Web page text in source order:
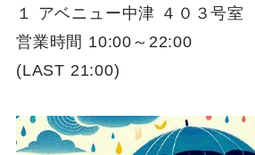
１ アベニュー中津 ４０３号室
営業時間 10:00～22:00
(LAST 21:00)